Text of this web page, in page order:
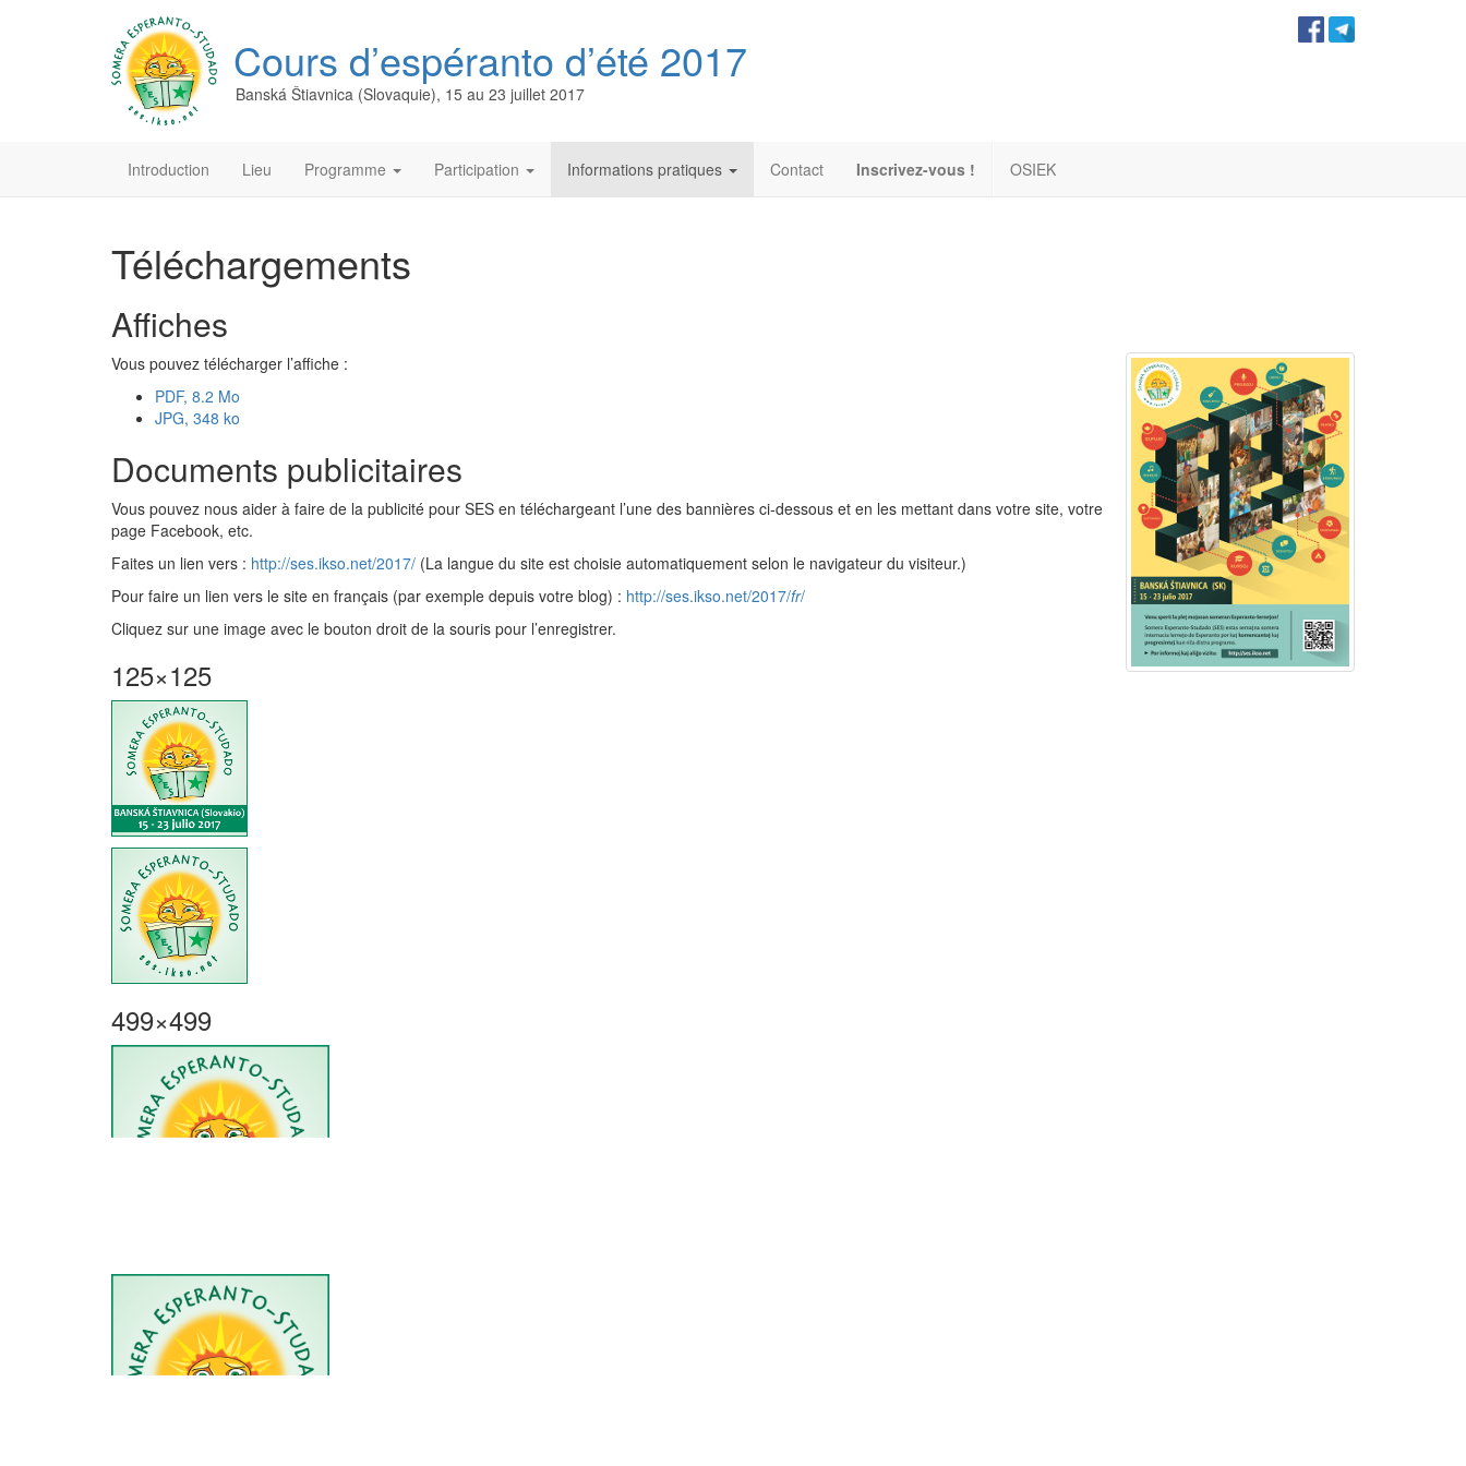
Cours d’espéranto d’été 2017
Banská Štiavnica (Slovaquie), 15 au 23 juillet 2017
Introduction Lieu Programme Participation Informations pratiques Contact Inscrivez-vous ! OSIEK
Téléchargements
Affiches
Vous pouvez télécharger l’affiche :
PDF, 8.2 Mo
JPG, 348 ko
Documents publicitaires
Vous pouvez nous aider à faire de la publicité pour SES en téléchargeant l’une des bannières ci-dessous et en les mettant dans votre site, votre
page Facebook, etc.
Faites un lien vers : http://ses.ikso.net/2017/ (La langue du site est choisie automatiquement selon le navigateur du visiteur.)
Pour faire un lien vers le site en français (par exemple depuis votre blog) : http://ses.ikso.net/2017/fr/
Cliquez sur une image avec le bouton droit de la souris pour l’enregistrer.
125×125
499×499